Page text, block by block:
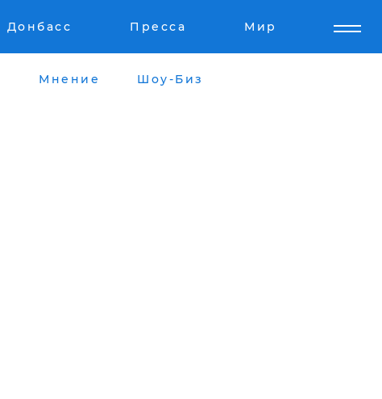
Донбасс Пресса Мир
Мнение Шоу-Биз